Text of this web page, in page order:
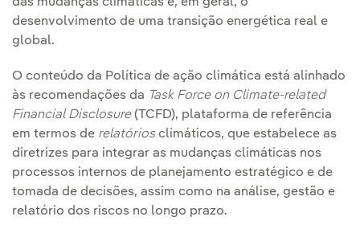
das mudanças climáticas e, em geral, o
desenvolvimento de uma transição energética real e
global.
O conteúdo da Política de ação climática está alinhado
às recomendações da Task Force on Climate-related
Financial Disclosure(TCFD), plataforma de referência
em termos de relatóriosclimáticos, que estabelece as
diretrizes para integrar as mudanças climáticas nos
processos internos de planejamento estratégico e de
tomada de decisões, assim como na análise, gestão e
relatório dos riscos no longo prazo.